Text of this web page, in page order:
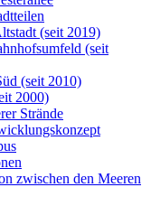
(seit 2019)
(seit
(seit 2010)
2000)
Strände
zwischen den Meeren